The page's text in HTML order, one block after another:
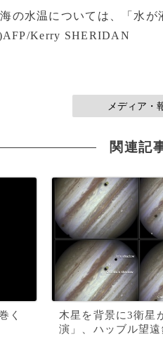
の水温については、「水が
Kerry SHERIDAN
メディア・
関連記
く
木星を背景に3衛星
演」、ハッブル望